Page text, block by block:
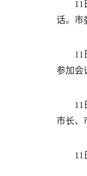
11
话。市
11
参加会
11
市长、
11